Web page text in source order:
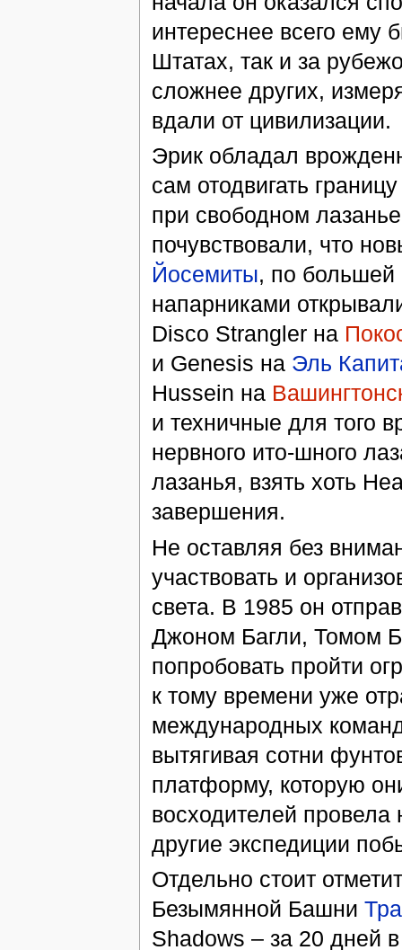
интереснее всего ему
Штатах, так и за
сложнее других,
вдали от цивилизации.
Эрик обладал
сам отодвигать
при свободном
почувствовали, что
Йосемиты, по большей
напарниками
Disco Strangler на
и Genesis на Эль
Hussein на
и техничные для того
нервного ито-шного
лазанья, взять хоть
завершения.
Не оставляя без
участвовать и
света. В 1985 он
Джоном Багли, Томом
попробовать пройти
к тому времени уже
международных
вытягивая сотни
платформу, которую
восходителей
другие экспедиции
Отдельно стоит
Безымянной Башни
Shadows – за 20 дней